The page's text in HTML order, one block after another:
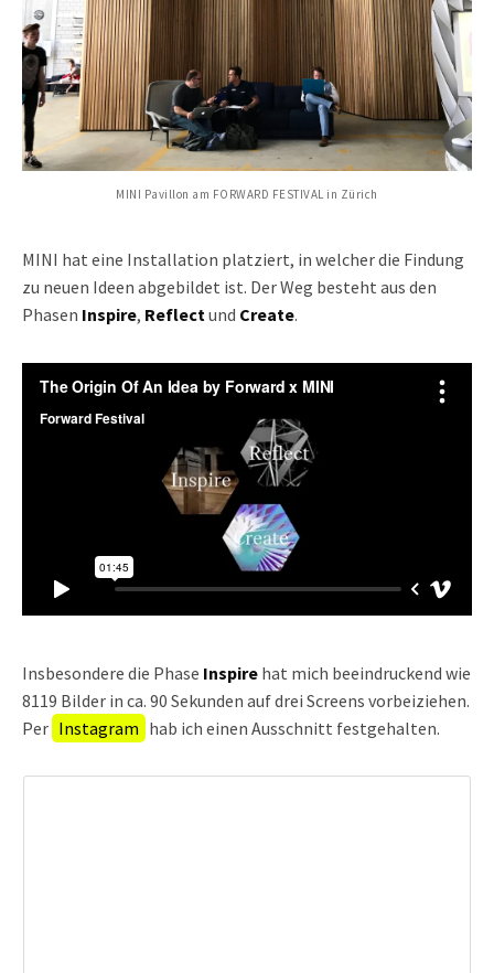
MINI Pavillon am FORWARD FESTIVAL in Zürich
MINI hat eine Installation platziert, in welcher die Findung
zu neuen Ideen abgebildet ist. Der Weg besteht aus den
Phasen Inspire, Reflectund Create.
Insbesondere die Phase Inspire hat mich beeindruckend wie
8119 Bilder in ca. 90 Sekunden auf drei Screens vorbeiziehen.
Per Instagram hab ich einen Ausschnitt festgehalten.